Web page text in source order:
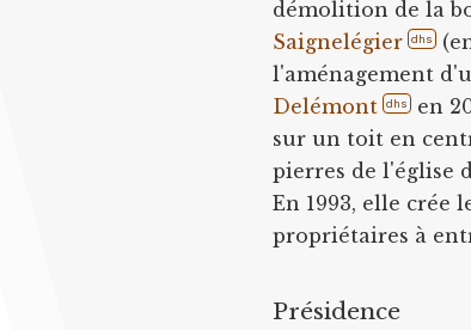
démolition de la
Saignelégier
dhs
l'aménagement
Delémont
dhs
en
sur un toit en
pierres de l'église
En 1993, elle crée
propriétaires à
Présidence